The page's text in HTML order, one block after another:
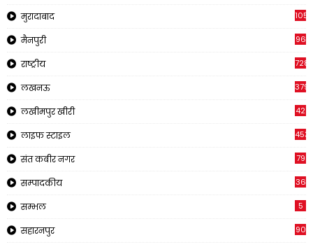
मुरादाबाद 1054
मैनपुरी 96
राष्ट्रीय 7285
लखनऊ 3793
लखीमपुर खीरी 42
लाइफ स्टाइल 453
संत कबीर नगर 79
सम्पादकीय 36
सम्भल 5
सहारनपुर 90